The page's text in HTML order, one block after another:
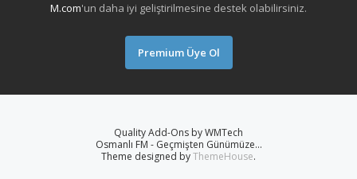
M.com'un daha iyi geliştirilmesine destek olabilirsiniz.
Premium Üye Ol
Quality Add-Ons by WMTech
Osmanlı FM - Geçmişten Günümüze...
Theme designed byThemeHouse.